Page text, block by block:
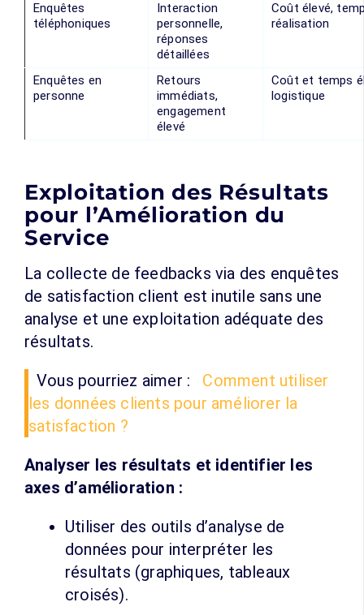
Enquêtes
téléphoniques
Interaction
personnelle,
réponses
détaillées
Coût élevé,
réalisation
Enquêtes en
personne
Retours
immédiats,
engagement
élevé
Coût et temps
logistique
Exploitation des Résultats
pour l’Amélioration du
Service
La collecte de feedbacks via des enquêtes
de satisfaction client est inutile sans une
analyse et une exploitation adéquate des
résultats.
Vous pourriez aimer :
Comment utiliser
les données clients pour améliorer la
satisfaction ?
Analyser les résultats et identifier les
axes d’amélioration :
Utiliser des outils d’analyse de
données pour interpréter les
résultats (graphiques, tableaux
croisés).